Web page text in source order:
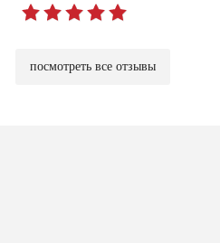
посмотреть все отзывы